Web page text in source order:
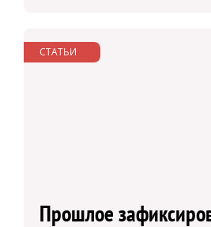
СТАТЬИ
Прошлое